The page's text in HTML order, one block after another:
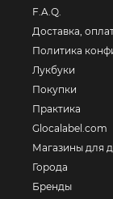
F.A.Q.
Доставка,
Политика
Лукбуки
Покупки
Практика
Glocalabel.com
Магазины для
Города
Бренды